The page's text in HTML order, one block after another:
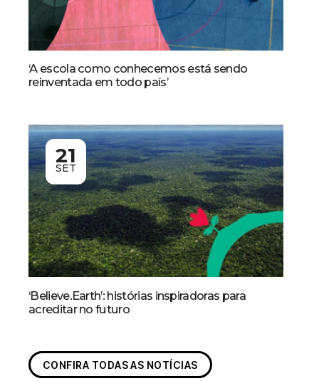
‘A escola como conhecemos está sendo
reinventada em todo país’
21
SET
‘Believe.Earth’: histórias inspiradoras para
acreditar no futuro
CONFIRA TODAS AS NOTÍCIAS